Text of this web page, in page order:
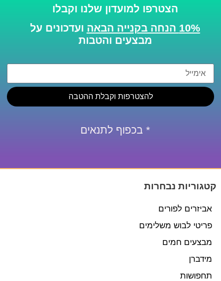
הצטרפו למועדון שלנו וקבלו
10% הנחה בקנייה הבאה
ועדכונים על
מבצעים והטבות
להצטרפות וקבלת ההטבה
* בכפוף לתנאים
קטגוריות נבחרות
אביזרים לפורים
פריטי לבוש משלימים
מבצעים חמים
מידברן
תחפושות